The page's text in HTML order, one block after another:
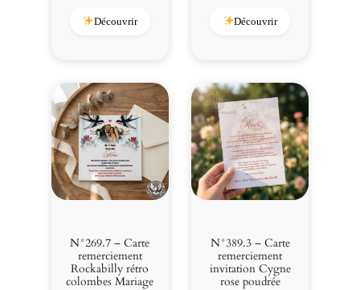
Découvrir Découvrir
N°269.7 – Carte
remerciement
Rockabilly rétro
colombes Mariage
N°389.3 – Carte
remerciement
invitation Cygne
rose poudrée